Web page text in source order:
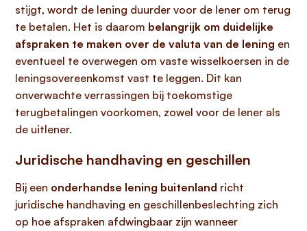
stijgt, wordt de lening duurder voor de lener om terug
te betalen. Het is daarom belangrijk om duidelijke
afspraken te maken over de valuta van de lening en
eventueel te overwegen om vaste wisselkoersen in de
leningsovereenkomst vast te leggen. Dit kan
onverwachte verrassingen bij toekomstige
terugbetalingen voorkomen, zowel voor de lener als
de uitlener.
Juridische handhaving en geschillen
Bij een onderhandse lening buitenland richt
juridische handhaving en geschillenbeslechting zich
op hoe afspraken afdwingbaar zijn wanneer